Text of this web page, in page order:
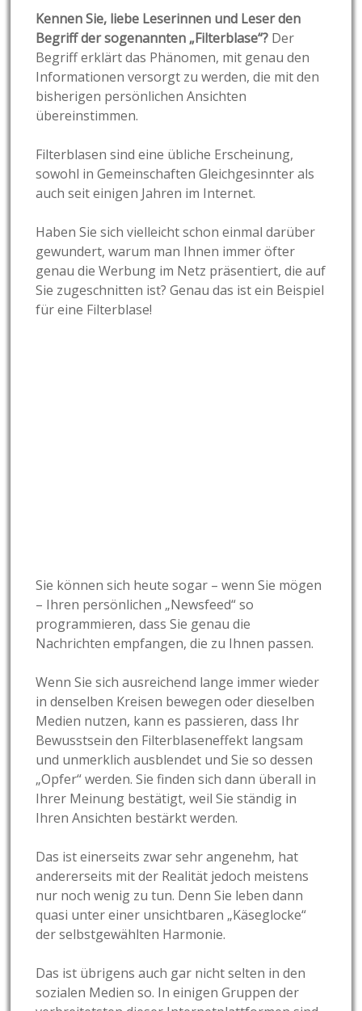
Kennen Sie, liebe Leserinnen und Leser den
Begriff der sogenannten „Filterblase“? Der
Begriff erklärt das Phänomen, mit genau den
Informationen versorgt zu werden, die mit den
bisherigen persönlichen Ansichten
übereinstimmen.
Filterblasen sind eine übliche Erscheinung,
sowohl in Gemeinschaften Gleichgesinnter als
auch seit einigen Jahren im Internet.
Haben Sie sich vielleicht schon einmal darüber
gewundert, warum man Ihnen immer öfter
genau die Werbung im Netz präsentiert, die auf
Sie zugeschnitten ist? Genau das ist ein Beispiel
für eine Filterblase!
Sie können sich heute sogar – wenn Sie mögen
– Ihren persönlichen „Newsfeed“ so
programmieren, dass Sie genau die
Nachrichten empfangen, die zu Ihnen passen.
Wenn Sie sich ausreichend lange immer wieder
in denselben Kreisen bewegen oder dieselben
Medien nutzen, kann es passieren, dass Ihr
Bewusstsein den Filterblaseneffekt langsam
und unmerklich ausblendet und Sie so dessen
„Opfer“ werden. Sie finden sich dann überall in
Ihrer Meinung bestätigt, weil Sie ständig in
Ihren Ansichten bestärkt werden.
Das ist einerseits zwar sehr angenehm, hat
andererseits mit der Realität jedoch meistens
nur noch wenig zu tun. Denn Sie leben dann
quasi unter einer unsichtbaren „Käseglocke“
der selbstgewählten Harmonie.
Das ist übrigens auch gar nicht selten in den
sozialen Medien so. In einigen Gruppen der